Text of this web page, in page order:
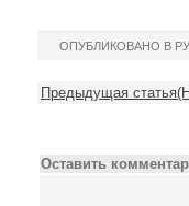
ОПУБЛИКОВАНО В
Предыдущая
Оставить